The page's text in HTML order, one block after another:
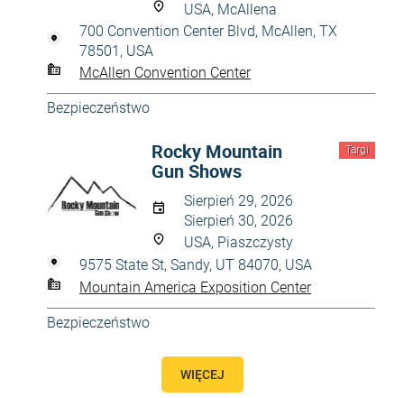
USA, McAllena
700 Convention Center Blvd, McAllen, TX
78501, USA
McAllen Convention Center
Bezpieczeństwo
Targi
Rocky Mountain
Gun Shows
Sierpień 29, 2026
Sierpień 30, 2026
USA, Piaszczysty
9575 State St, Sandy, UT 84070, USA
Mountain America Exposition Center
Bezpieczeństwo
WIĘCEJ